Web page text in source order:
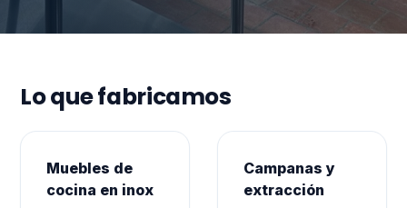
Lo que fabricamos
Muebles de
cocina en inox
Campanas y
extracción